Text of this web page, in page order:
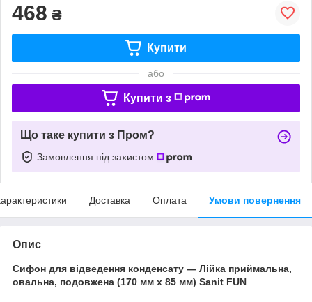
468 ₴
Купити
або
Купити з
Що таке купити з Пром?
Замовлення під захистом
Доставка Оплата Умови повернення
Опис
Сифон для відведення конденсату — Лійка приймальна,
овальна, подовжена (170 мм х 85 мм) Sanit FUN